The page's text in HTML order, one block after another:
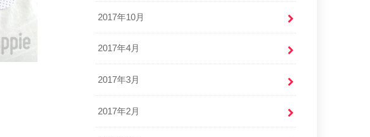
2017年10月
2017年4月
2017年3月
2017年2月